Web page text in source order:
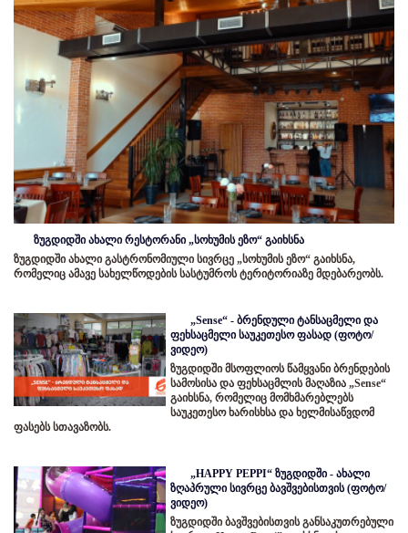
ზუგდიდში ახალი რესტორანი „სოხუმის ეზო“ გაიხსნა
ზუგდიდში ახალი გასტრონომიული სივრცე „სოხუმის ეზო“ გაიხსნა,
რომელიც ამავე სახელწოდების სასტუმროს ტერიტორიაზე მდებარეობს.
„Sense“ - ბრენდული ტანსაცმელი და
ფეხსაცმელი საუკეთესო ფასად (ფოტო/
ვიდეო)
ზუგდიდში მსოფლიოს წამყვანი ბრენდების
სამოსისა და ფეხსაცმლის მაღაზია „Sense“
გაიხსნა, რომელიც მომხმარებლებს
საუკეთესო ხარისხსა და ხელმისაწვდომ
ფასებს სთავაზობს.
„HAPPY PEPPI“ ზუგდიდში - ახალი
ზღაპრული სივრცე ბავშვებისთვის (ფოტო/
ვიდეო)
ზუგდიდში ბავშვებისთვის განსაკუთრებული